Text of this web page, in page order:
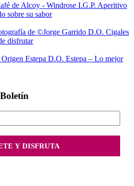
I.G.P. Aperitivo
sobre su sabor
D.O. Cigales
disfrutar
D.O. Estepa – Lo mejor